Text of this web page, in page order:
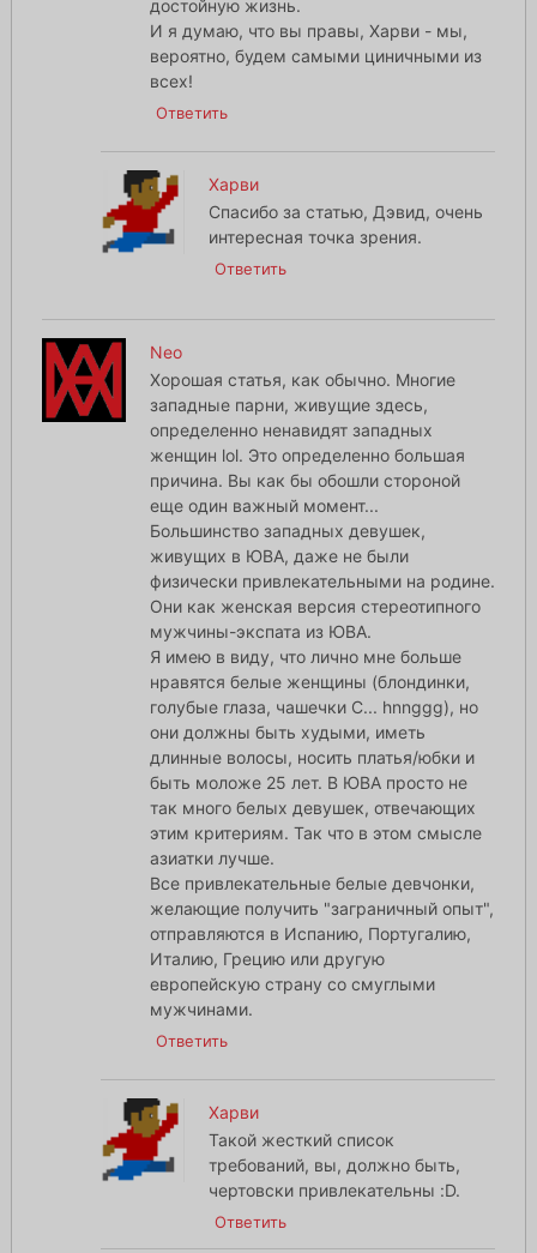
достойную жизнь.
И я думаю, что вы правы, Харви - мы,
вероятно, будем самыми циничными из
всех!
Ответить
Харви
Спасибо за статью, Дэвид, очень
интересная точка зрения.
Ответить
Neo
Хорошая статья, как обычно. Многие
западные парни, живущие здесь,
определенно ненавидят западных
женщин lol. Это определенно большая
причина. Вы как бы обошли стороной
еще один важный момент...
Большинство западных девушек,
живущих в ЮВА, даже не были
физически привлекательными на родине.
Они как женская версия стереотипного
мужчины-экспата из ЮВА.
Я имею в виду, что лично мне больше
нравятся белые женщины (блондинки,
голубые глаза, чашечки C... hnnggg), но
они должны быть худыми, иметь
длинные волосы, носить платья/юбки и
быть моложе 25 лет. В ЮВА просто не
так много белых девушек, отвечающих
этим критериям. Так что в этом смысле
азиатки лучше.
Все привлекательные белые девчонки,
желающие получить "заграничный опыт",
отправляются в Испанию, Португалию,
Италию, Грецию или другую
европейскую страну со смуглыми
мужчинами.
Ответить
Харви
Такой жесткий список
требований, вы, должно быть,
чертовски привлекательны :D.
Ответить